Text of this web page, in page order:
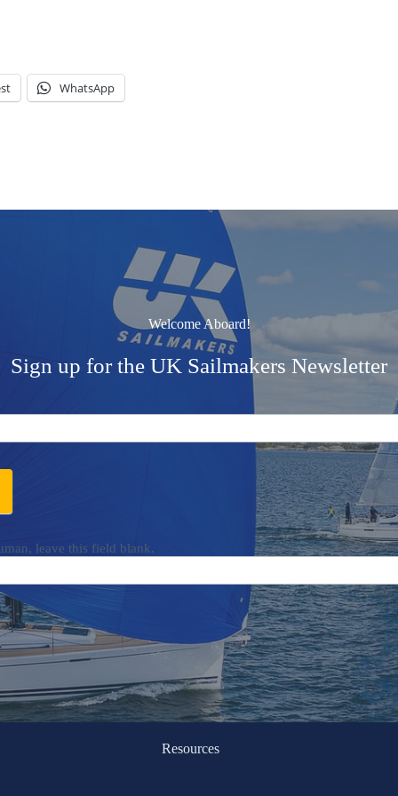
WhatsApp
Welcome Aboard!
Sign up for the UK Sailmakers Newsletter
leave this field blank.
Resources